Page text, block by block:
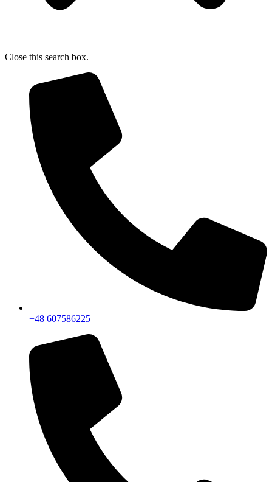
Close this search box.
+48 607586225